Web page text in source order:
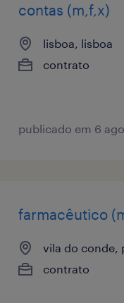
contas (m,f,x)
lisboa, lisboa
contrato
publicado em 6
farmacêutico
vila do conde,
contrato